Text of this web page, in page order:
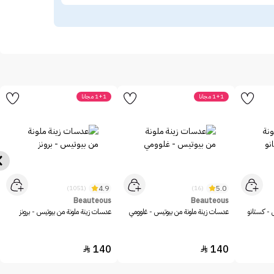
- كستانو
1+1 مجانا
5.0
(16)
Beauteous
عدسات زينة ملونة من بيوتيس - غلوومي
140

1+1 مجانا
4.9
(1051)
Beauteous
عدسات زينة ملونة من بيوتيس - برونز
140
